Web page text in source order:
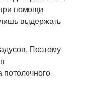
помощи
выдержать
Поэтому